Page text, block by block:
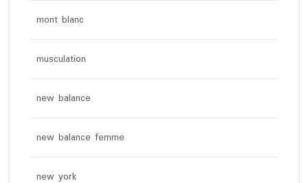
mont blanc
musculation
new balance
new balance femme
new york